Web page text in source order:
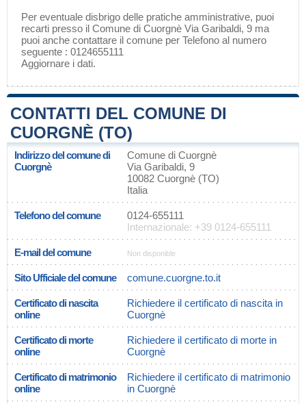
Per eventuale disbrigo delle pratiche amministrative, puoi
recarti presso il Comune di Cuorgnè Via Garibaldi, 9 ma
puoi anche contattare il comune per Telefono al numero
seguente : 0124655111
Aggiornare i dati.
CONTATTI DEL COMUNE DI
CUORGNÈ (TO)
Indirizzo del comune di
Cuorgnè
Comune di Cuorgnè
Via Garibaldi, 9
10082 Cuorgnè (TO)
Italia
Telefono del comune
0124-655111
Internazionale: +39 0124-655111
E-mail del comune Non disponible
Sito Ufficiale del comune comune.cuorgne.to.it
Certificato di nascita
online
Richiedere il certificato di nascita in
Cuorgnè
Certificato di morte
online
Richiedere il certificato di morte in
Cuorgnè
Certificato di matrimonio
online
Richiedere il certificato di matrimonio
in Cuorgnè